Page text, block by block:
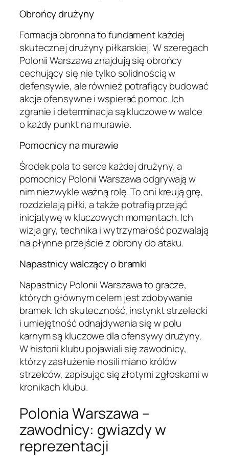
Obrońcy drużyny
Formacja obronna to fundament każdej
skutecznej drużyny piłkarskiej. W szeregach
Polonii Warszawa znajdują się obrońcy
cechujący się nie tylko solidnością w
defensywie, ale również potrafiący budować
akcje ofensywne i wspierać pomoc. Ich
zgranie i determinacja są kluczowe w walce
o każdy punkt na murawie.
Pomocnicy na murawie
Środek pola to serce każdej drużyny, a
pomocnicy Polonii Warszawa odgrywają w
nim niezwykle ważną rolę. To oni kreują grę,
rozdzielają piłki, a także potrafią przejąć
inicjatywę w kluczowych momentach. Ich
wizja gry, technika i wytrzymałość pozwalają
na płynne przejście z obrony do ataku.
Napastnicy walczący o bramki
Napastnicy Polonii Warszawa to gracze,
których głównym celem jest zdobywanie
bramek. Ich skuteczność, instynkt strzelecki
i umiejętność odnajdywania się w polu
karnym są kluczowe dla ofensywy drużyny.
W historii klubu pojawiali się zawodnicy,
którzy zasłużenie nosili miano królów
strzelców, zapisując się złotymi zgłoskami w
kronikach klubu.
Polonia Warszawa –
zawodnicy: gwiazdy w
reprezentacji